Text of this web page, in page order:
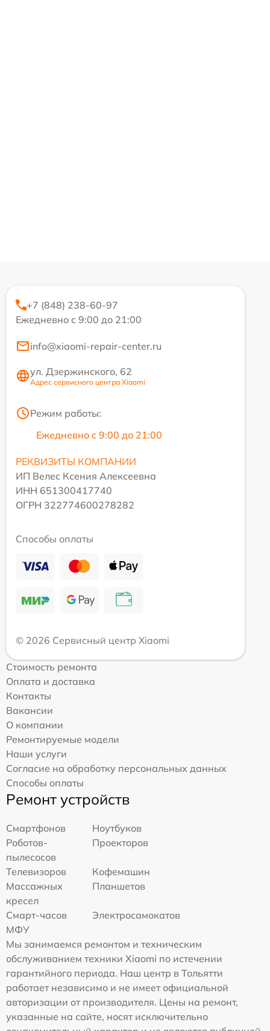
+7 (848) 238-60-97
Ежедневно с 9:00 до 21:00
info@xiaomi-repair-center.ru
ул. Дзержинского, 62
Адрес сервисного центра Xiaomi
Режим работы:
Ежедневно с 9:00 до 21:00
РЕКВИЗИТЫ КОМПАНИИ
ИП Велес Ксения Алексеевна
ИНН 651300417740
ОГРН 322774600278282
Способы оплаты
© 2026 Сервисный центр Xiaomi
Стоимость ремонта
Оплата и доставка
Контакты
Вакансии
О компании
Ремонтируемые модели
Наши услуги
Согласие на обработку персональных данных
Способы оплаты
Ремонт устройств
Смартфонов
Ноутбуков
Роботов-
пылесосов
Проекторов
Телевизоров
Кофемашин
Массажных
кресел
Планшетов
Смарт-часов
Электросамокатов
МФУ
Мы занимаемся ремонтом и техническим
обслуживанием техники Xiaomi по истечении
гарантийного периода. Наш центр в Тольятти
работает независимо и не имеет официальной
авторизации от производителя. Цены на ремонт,
указанные на сайте, носят исключительно